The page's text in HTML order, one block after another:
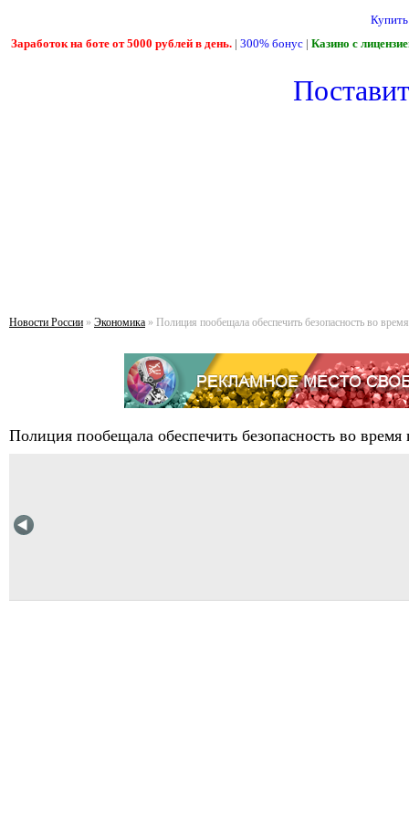
Заработок на боте от 5000 рублей в день. | 300% бонус | Казино с
Новости России » Экономика » Полиция пообещала обеспечить безопасность во
Полиция пообещала обеспечить безопасность во